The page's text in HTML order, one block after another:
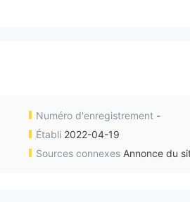
Numéro d'enregistrement -
Établi 2022-04-19
Sources connexes Annonce du